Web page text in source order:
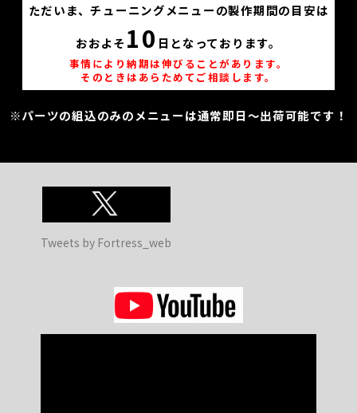
ただいま、チューニングメニューの製作期間の目安は
おおよそ 10 日となっております。
事情により納期は伸びることがあります。
そのときはあらためてご相談します。
※パーツの組込のみのメニューは通常即日～出荷可能です！
Tweets by Fortress_web